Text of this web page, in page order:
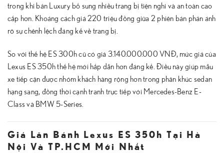
trong khi bản Luxury bổ sung nhiều trang bị tiện nghi và an toàn cao
cấp hơn. Khoảng cách giá 220 triệu đồng giữa 2 phiên bản phản ánh
rõ sự chênh lệch đáng kể về trang bị.
So với thế hệ ES 300h cũ có giá 3.140.000.000 VNĐ, mức giá của
Lexus ES 350h thế hệ mới hấp dẫn hơn đáng kể. Điều này giúp mẫu
xe tiếp cận được nhóm khách hàng rộng hơn trong phân khúc sedan
hạng sang, đồng thời cạnh tranh trực tiếp với Mercedes-Benz E-
Class và BMW 5-Series.
Giá Lăn Bánh Lexus ES 350h Tại Hà
Nội Và TP.HCM Mới Nhất